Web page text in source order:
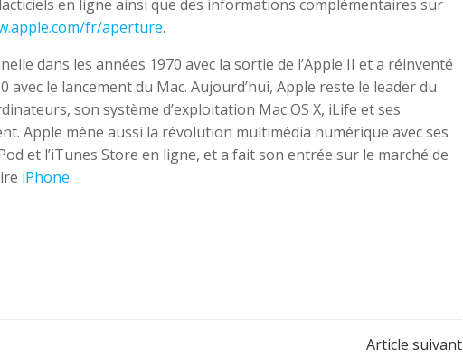
en ligne ainsi que des informations complémentaires sur
fr/aperture.
dans les années 1970 avec la sortie de l’Apple II et a réinventé
le lancement du Mac. Aujourd’hui, Apple reste le leader du
son système d’exploitation Mac OS X, iLife et ses
Apple mène aussi la révolution multimédia numérique avec ses
et l’iTunes Store en ligne, et a fait son entrée sur le marché de
iPhone.
Article suivant